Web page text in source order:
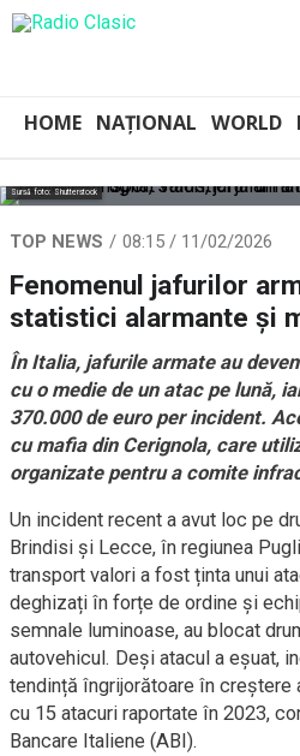
HOME NAȚIONAL WORLD
Sursă foto: Shutterstock
TOP NEWS 08:15 / 11/02/2026
Fenomenul jafurilor
statistici alarmante și
În Italia, jafurile armate au
cu o medie de un atac pe lună,
370.000 de euro per incident.
cu mafia din Cerignola, care
organizate pentru a comite
Un incident recent a avut loc pe
Brindisi și Lecce, în regiunea
transport valori a fost ținta unui
deghizați în forțe de ordine și
semnale luminoase, au blocat
autovehicul. Deși atacul a eșuat,
tendință îngrijorătoare în creștere
cu 15 atacuri raportate în 2023,
Bancare Italiene (ABI).